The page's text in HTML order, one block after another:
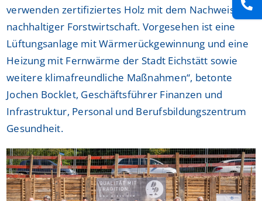
verwenden zertifiziertes Holz mit dem Nachweis
nachhaltiger Forstwirtschaft. Vorgesehen ist eine
Lüftungsanlage mit Wärmerückgewinnung und eine
Heizung mit Fernwärme der Stadt Eichstätt sowie
weitere klimafreundliche Maßnahmen“, betonte
Jochen Bocklet, Geschäftsführer Finanzen und
Infrastruktur, Personal und Berufsbildungszentrum
Gesundheit.